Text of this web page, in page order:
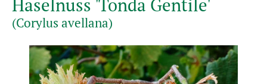
Haselnuss 'Tonda Gentile'
(Corylus avellana)